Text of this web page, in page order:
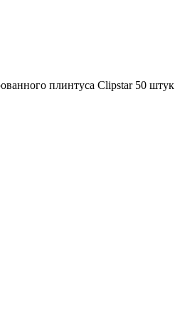
плинтуса Clipstar 50 штук